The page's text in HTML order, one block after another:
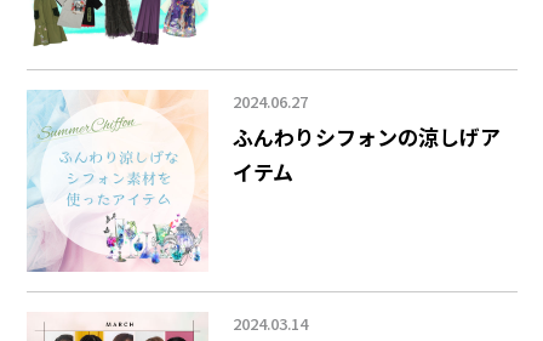
2024.06.27
ふんわりシフォンの涼しげア
イテム
2024.03.14